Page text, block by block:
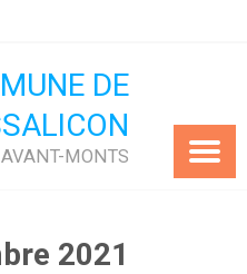
DE
MONTS
2021